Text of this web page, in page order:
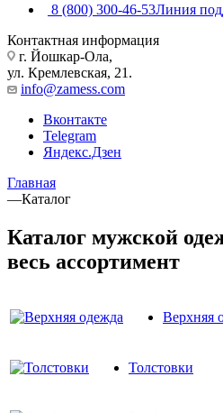
8 (800) 300-46-53Линия
Контактная информация
г. Йошкар-Ола,
ул. Кремлевская, 21.
info@zamess.com
Вконтакте
Telegram
Яндекс.Дзен
Главная
—Каталог
Каталог мужской
весь ассортимент
Верхняя
Толстовки